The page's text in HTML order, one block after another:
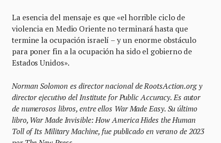
La esencia del mensaje es que «el horrible ciclo de
violencia en Medio Oriente no terminará hasta que
termine la ocupación israelí – y un enorme obstáculo
para poner fin a la ocupación ha sido el gobierno de
Estados Unidos».
Norman Solomon es director nacional de RootsAction.org y
director ejecutivo del Institute for Public Accuracy. Es autor
de numerosos libros, entre ellos War Made Easy. Su último
libro, War Made Invisible: How America Hides the Human
Toll of Its Military Machine, fue publicado en verano de 2023